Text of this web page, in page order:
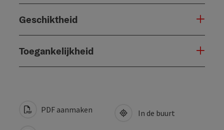
Geschiktheid
Toegankelijkheid
PDF aanmaken In de buurt